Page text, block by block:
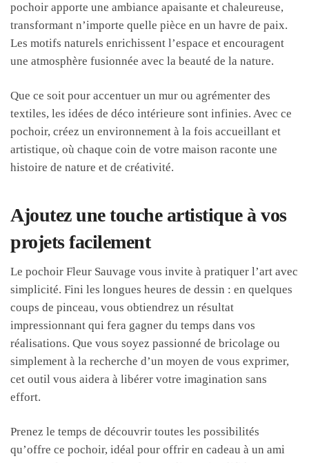
pochoir apporte une ambiance apaisante et chaleureuse,
transformant n’importe quelle pièce en un havre de paix.
Les motifs naturels enrichissent l’espace et encouragent
une atmosphère fusionnée avec la beauté de la nature.
Que ce soit pour accentuer un mur ou agrémenter des
textiles, les idées de déco intérieure sont infinies. Avec ce
pochoir, créez un environnement à la fois accueillant et
artistique, où chaque coin de votre maison raconte une
histoire de nature et de créativité.
Ajoutez une touche artistique à vos
projets facilement
Le pochoir Fleur Sauvage vous invite à pratiquer l’art avec
simplicité. Fini les longues heures de dessin : en quelques
coups de pinceau, vous obtiendrez un résultat
impressionnant qui fera gagner du temps dans vos
réalisations. Que vous soyez passionné de bricolage ou
simplement à la recherche d’un moyen de vous exprimer,
cet outil vous aidera à libérer votre imagination sans
effort.
Prenez le temps de découvrir toutes les possibilités
qu’offre ce pochoir, idéal pour offrir en cadeau à un ami